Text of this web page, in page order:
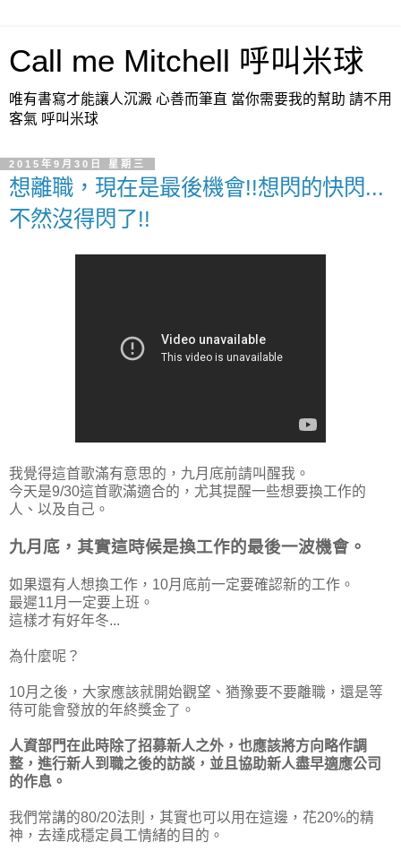
Call me Mitchell 呼叫米球
唯有書寫才能讓人沉澱 心善而筆直 當你需要我的幫助 請不用
客氣 呼叫米球
2015年9月30日 星期三
想離職，現在是最後機會!!想閃的快閃...
不然沒得閃了!!
我覺得這首歌滿有意思的，九月底前請叫醒我。
今天是9/30這首歌滿適合的，尤其提醒一些想要換工作的
人、以及自己。
九月底，其實這時候是換工作的最後一波機會。
如果還有人想換工作，10月底前一定要確認新的工作。
最遲11月一定要上班。
這樣才有好年冬...
為什麼呢？
10月之後，大家應該就開始觀望、猶豫要不要離職，還是等
待可能會發放的年終獎金了。
人資部門在此時除了招募新人之外，也應該將方向略作調
整，進行新人到職之後的訪談，並且協助新人盡早適應公司
的作息。
我們常講的80/20法則，其實也可以用在這邊，花20%的精
神，去達成穩定員工情緒的目的。